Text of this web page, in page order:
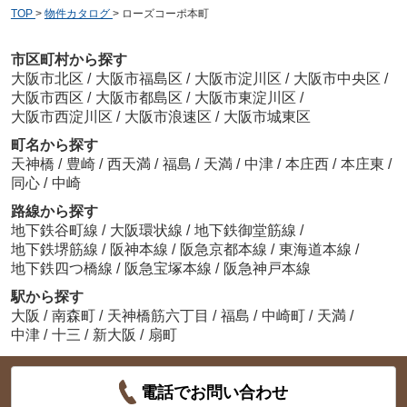
TOP > 物件カタログ > ローズコーポ本町
市区町村から探す
大阪市北区 / 大阪市福島区 / 大阪市淀川区 / 大阪市中央区 /
大阪市西区 / 大阪市都島区 / 大阪市東淀川区 /
大阪市西淀川区 / 大阪市浪速区 / 大阪市城東区
町名から探す
天神橋 / 豊崎 / 西天満 / 福島 / 天満 / 中津 / 本庄西 / 本庄東 /
同心 / 中崎
路線から探す
地下鉄谷町線 / 大阪環状線 / 地下鉄御堂筋線 /
地下鉄堺筋線 / 阪神本線 / 阪急京都本線 / 東海道本線 /
地下鉄四つ橋線 / 阪急宝塚本線 / 阪急神戸本線
駅から探す
大阪 / 南森町 / 天神橋筋六丁目 / 福島 / 中崎町 / 天満 /
中津 / 十三 / 新大阪 / 扇町
電話でお問い合わせ